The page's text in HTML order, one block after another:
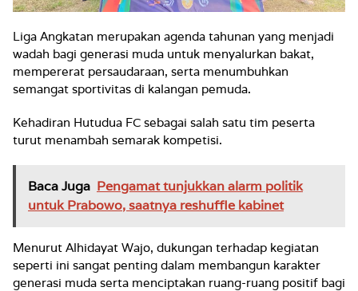
Liga Angkatan merupakan agenda tahunan yang menjadi
wadah bagi generasi muda untuk menyalurkan bakat,
mempererat persaudaraan, serta menumbuhkan
semangat sportivitas di kalangan pemuda.
Kehadiran Hutudua FC sebagai salah satu tim peserta
turut menambah semarak kompetisi.
Baca Juga Pengamat tunjukkan alarm politik
untuk Prabowo, saatnya reshuffle kabinet
Menurut Alhidayat Wajo, dukungan terhadap kegiatan
seperti ini sangat penting dalam membangun karakter
generasi muda serta menciptakan ruang-ruang positif bagi